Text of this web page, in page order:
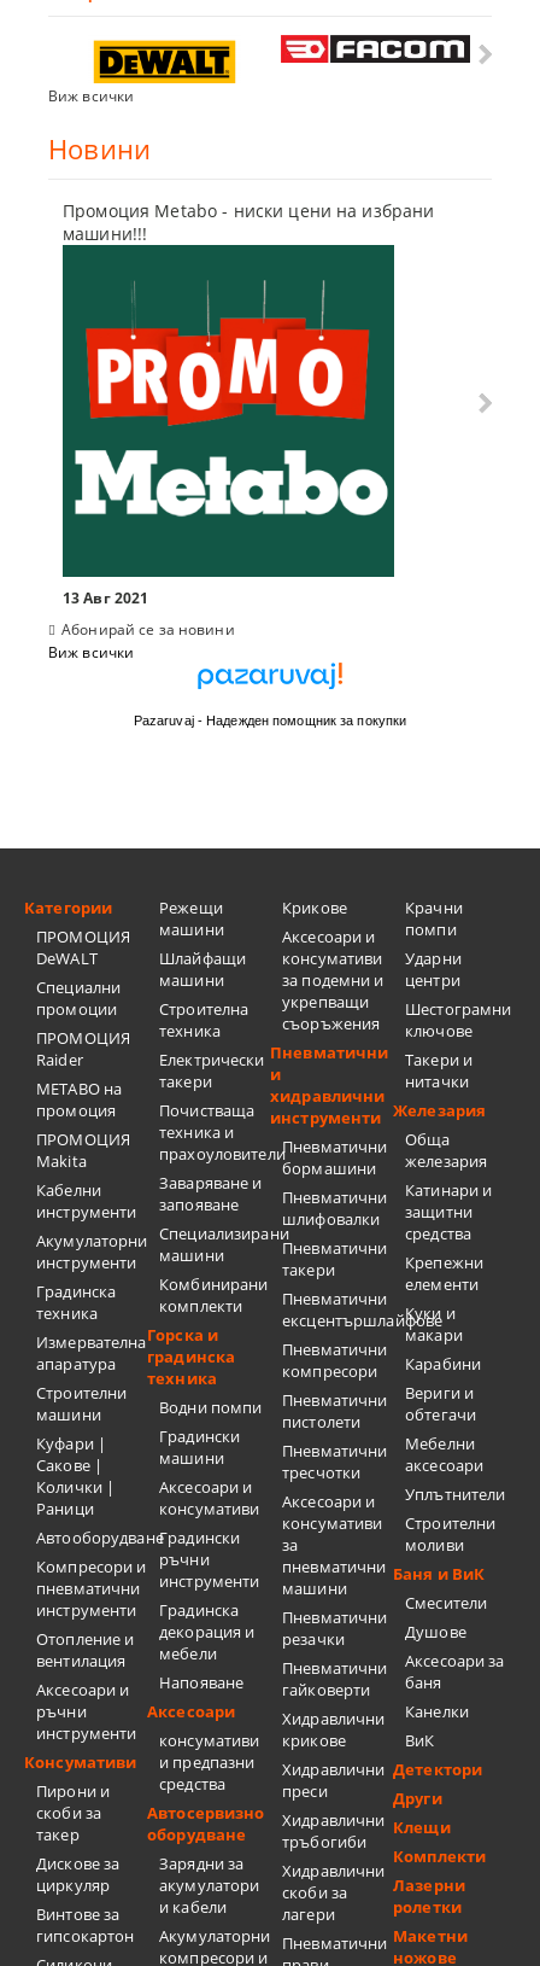
Виж всички
Новини
Промоция Metabo - ниски цени на избрани
машини!!!
13 Авг 2021
Абонирай се за новини
Виж всички
Pazaruvaj - Надежден помощник за покупки
Категории
ПРОМОЦИЯ
DeWALT
Специални
промоции
ПРОМОЦИЯ
Raider
METABO на
промоция
ПРОМОЦИЯ
Makita
Кабелни
инструменти
Акумулаторни
инструменти
Градинска
техника
Измервателна
апаратура
Строителни
машини
Куфари |
Сакове |
Колички |
Раници
Автооборудване
Компресори и
пневматични
инструменти
Отопление и
вентилация
Аксесоари и
ръчни
инструменти
Консумативи
Пирони и
скоби за
такер
Дискове за
циркуляр
Винтове за
гипсокартон
Режещи
машини
Шлайфащи
машини
Строителна
техника
Електрически
такери
Почистваща
техника и
прахоуловители
Заваряване и
запояване
Специализирани
машини
Комбинирани
комплекти
Горска и
градинска
техника
Водни помпи
Градински
машини
Аксесоари и
консумативи
Градински
ръчни
инструменти
Градинска
декорация и
мебели
Напояване
Аксесоари
консумативи
и предпазни
средства
Автосервизно
оборудване
Зарядни за
акумулатори
и кабели
Акумулаторни
компресори и
Крикове
Аксесоари и
консумативи
за подемни и
укрепващи
съоръжения
Пневматични
и
хидравлични
инструменти
Пневматични
бормашини
Пневматични
шлифовалки
Пневматични
такери
Пневматични
ексцентършлайфове
Пневматични
компресори
Пневматични
пистолети
Пневматични
тресчотки
Аксесоари и
консумативи
за
пневматични
машини
Пневматични
резачки
Пневматични
гайковерти
Хидравлични
крикове
Хидравлични
преси
Хидравлични
тръбогиби
Хидравлични
скоби за
лагери
Пневматични
Крачни
помпи
Ударни
центри
Шестограмни
ключове
Такери и
нитачки
Железария
Обща
железария
Катинари и
защитни
средства
Крепежни
елементи
Куки и
макари
Карабини
Вериги и
обтегачи
Мебелни
аксесоари
Уплътнители
Строителни
моливи
Баня и ВиК
Смесители
Душове
Аксесоари за
баня
Канелки
ВиК
Детектори
Други
Клещи
Комплекти
Лазерни
ролетки
Макетни
ножове